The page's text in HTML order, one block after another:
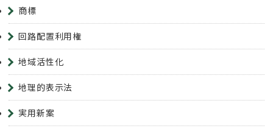
商標
回路配置利用権
地域活性化
地理的表示法
実用新案